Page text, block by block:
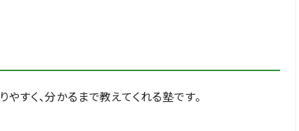
すく、分かるまで教えてくれる塾です。